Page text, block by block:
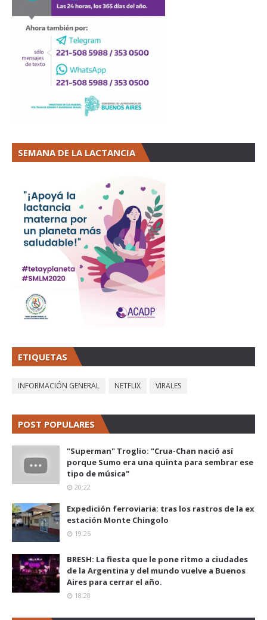
SEMANA DE LA LACTANCIA
ETIQUETAS
INFORMACIÓN GENERAL NETFLIX VIRALES
POST POPULARES
"Superman" Troglio: "Crua-Chan nació así
porque Sumo era una quinta para sembrar ese
tipo de música"
20:22
Expedición ferroviaria: tras los rastros de la ex
estación Monte Chingolo
19:25
BRESH: La fiesta que le pone ritmo a ciudades
de la Argentina y del mundo vuelve a Buenos
Aires para cerrar el año.
18:28